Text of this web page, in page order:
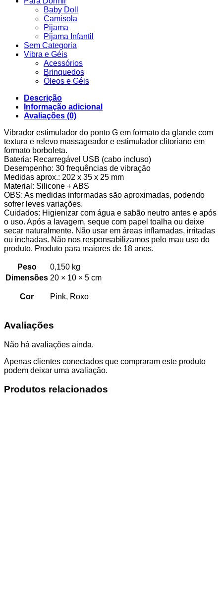
Baby Doll
Camisola
Pijama
Pijama Infantil
Sem Categoria
Vibra e Géis
Acessórios
Brinquedos
Óleos e Géis
Descrição
Informação adicional
Avaliações (0)
Vibrador estimulador do ponto G em formato da glande com
textura e relevo massageador e estimulador clitoriano em
formato borboleta.
Bateria: Recarregável USB (cabo incluso)
Desempenho: 30 frequências de vibração
Medidas aprox.: 202 x 35 x 25 mm
Material: Silicone + ABS
OBS: As medidas informadas são aproximadas, podendo
sofrer leves variações.
Cuidados: Higienizar com água e sabão neutro antes e após
o uso. Após a lavagem, seque com papel toalha ou deixe
secar naturalmente. Não usar em áreas inflamadas, irritadas
ou inchadas. Não nos responsabilizamos pelo mau uso do
produto. Produto para maiores de 18 anos.
Peso
0,150 kg
Dimensões 20 × 10 × 5 cm
Cor Pink, Roxo
Avaliações
Não há avaliações ainda.
Apenas clientes conectados que compraram este produto
podem deixar uma avaliação.
Produtos relacionados